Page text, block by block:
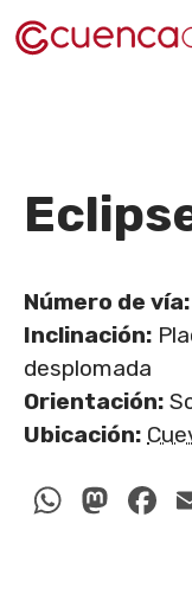
Saltar
al
Número de vía:
Inclinación:
desplomada
Orientación:
Ubicación: